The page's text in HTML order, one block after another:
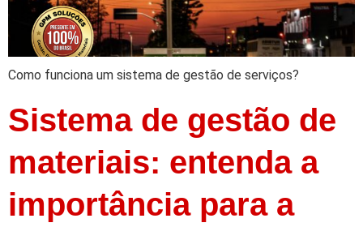
Como funciona um sistema de gestão de serviços?
Sistema de gestão de
materiais: entenda a
importância para a